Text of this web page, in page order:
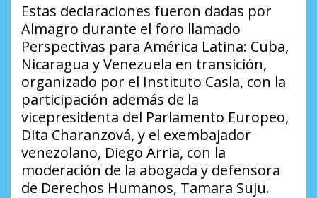
Estas declaraciones fueron dadas por
Almagro durante el foro llamado
Perspectivas para América Latina: Cuba,
Nicaragua y Venezuela en transición,
organizado por el Instituto Casla, con la
participación además de la
vicepresidenta del Parlamento Europeo,
Dita Charanzová, y el exembajador
venezolano, Diego Arria, con la
moderación de la abogada y defensora
de Derechos Humanos, Tamara Suju.